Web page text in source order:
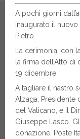
A pochi giorni
inaugurato il nuovo
Pietro.
La cerimonia, con
la firma dell’Atto
19 dicembre.
A tagliare il nastro
Alzaga, Presidente
del Vaticano, e il
Giuseppe Lasco.
donazione. Poste